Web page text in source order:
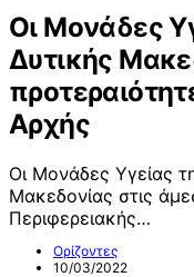
Οι Μονάδες
Δυτικής
Αρχής
Οι Μονάδες Υγείας
Μακεδονίας στις
Περιφερειακής…
Ορίζοντες
10/03/2022